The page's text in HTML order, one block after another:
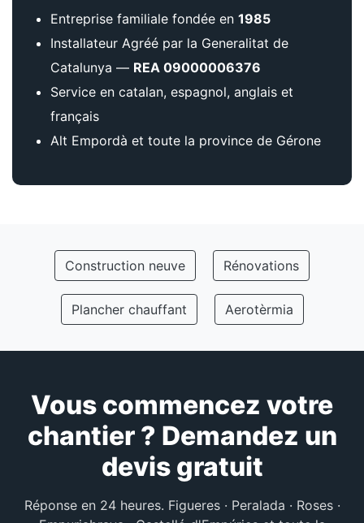
Entreprise familiale fondée en1985
Installateur Agréé par la Generalitat de
Catalunya — REA 09000006376
Service en catalan, espagnol, anglais et
français
Alt Empordà et toute la province de Gérone
Construction neuve Rénovations
Plancher chauffant Aerotèrmia
Vous commencez votre
chantier ? Demandez un
devis gratuit
Réponse en 24 heures. Figueres · Peralada · Roses ·